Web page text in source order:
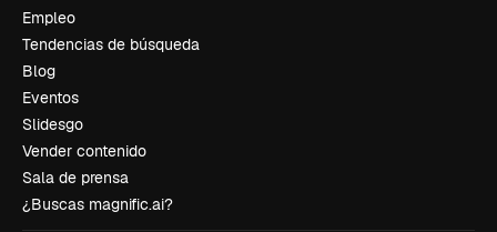
Empleo
Tendencias de búsqueda
Blog
Eventos
Slidesgo
Vender contenido
Sala de prensa
¿Buscas magnific.ai?